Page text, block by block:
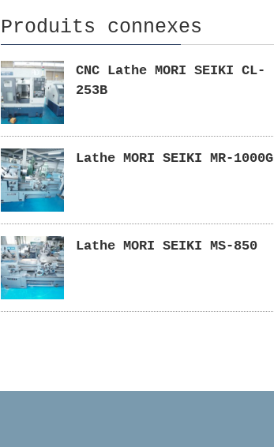
Produits connexes
CNC Lathe MORI SEIKI CL-
253B
Lathe MORI SEIKI MR-1000G
Lathe MORI SEIKI MS-850